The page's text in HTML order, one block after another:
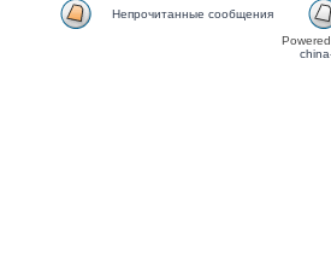
Непрочитанные сообщения